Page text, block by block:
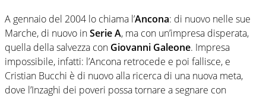
A gennaio del 2004 lo chiama l’Ancona: di nuovo nelle sue
Marche, di nuovo inSerie A, ma con un’impresa disperata,
quella della salvezza con Giovanni Galeone. Impresa
impossibile, infatti: l’Ancona retrocede e poi fallisce, e
Cristian Bucchi è di nuovo alla ricerca di una nuova meta,
dove l’Inzaghi dei poveri possa tornare a segnare con